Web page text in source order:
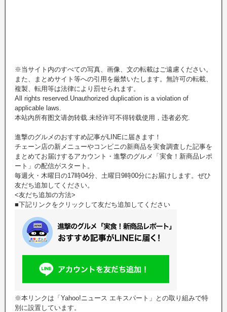
※当サイト内のすべての写真、画像、文の転載はご遠慮ください。
また、まとめサイト等への引用を厳禁いたします。無許可の転載、
複製、転用等は法律により罰せられます。
All rights reserved.Unauthorized duplication is a violation of
applicable laws.
本站內所有图文请勿转载.未经许可不得转载使用，违者必究.
進撃のグルメのおすすめ記事がLINEに届きます！
チェーン店の新メニューやコンビニの新商品を実食調査した記事を
まとめてお届けするアカウント・進撃のグルメ「実食！新商品レポ
ート」の配信がスタート。
毎週火・木曜日の17時04分、土曜日9時00分にお届けします。ぜひ
友だち追加してください。
<友だち追加の方法>
■下記リンクをクリックして友だち追加してください
※本リンクは「Yahoo!ニュース エキスパート」との取り組みで特
別に設置しています。